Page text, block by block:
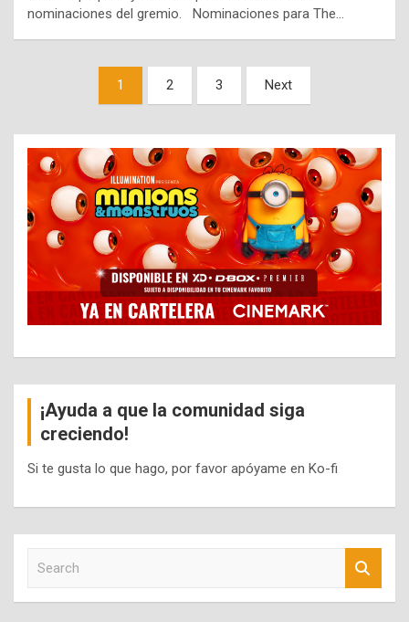
nominaciones del gremio. Nominaciones para The…
Paginación
entradas
1 2 3 Next
¡Ayuda a que la comunidad siga
creciendo!
Si te gusta lo que hago, por favor apóyame en Ko-fi